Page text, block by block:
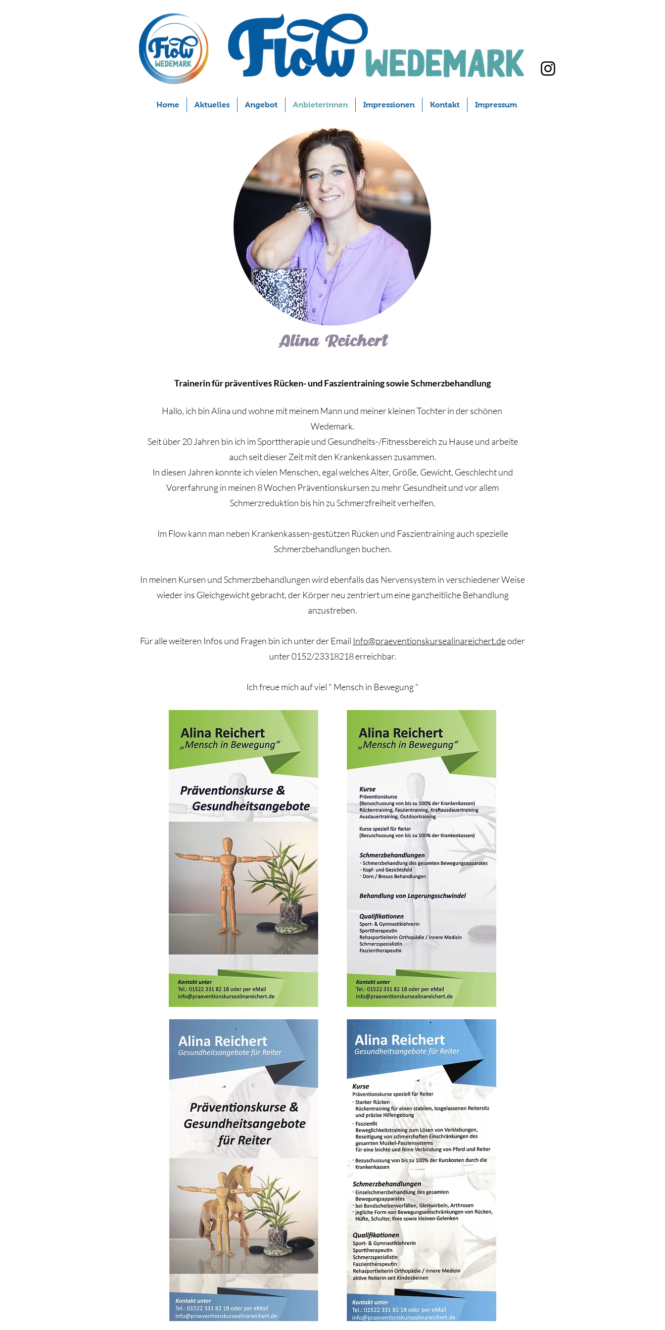
Home Aktuelles Angebot Anbieterinnen Impressionen Kontakt Impressum
Alina Reichert
Trainerin für präventives Rücken- und Faszientraining sowie Schmerzbehandlung
Hallo, ich bin Alina und wohne mit meinem Mann und meiner kleinen Tochter in der schönen
Wedemark.
Seit über 20 Jahren bin ich im Sporttherapie und Gesundheits-/Fitnessbereich zu Hause und arbeite
auch seit dieser Zeit mit den Krankenkassen zusammen.
In diesen Jahren konnte ich vielen Menschen, egal welches Alter, Größe, Gewicht, Geschlecht und
Vorerfahrung in meinen 8 Wochen Präventionskursen zu mehr Gesundheit und vor allem
Schmerzreduktion bis hin zu Schmerzfreiheit verhelfen.
Im Flow kann man neben Krankenkassen-gestützen Rücken und Faszientraining auch spezielle
Schmerzbehandlungen buchen.
In meinen Kursen und Schmerzbehandlungen wird ebenfalls das Nervensystem in verschiedener Weise
wieder ins Gleichgewicht gebracht, der Körper neu zentriert um eine ganzheitliche Behandlung
anzustreben.
Für alle weiteren Infos und Fragen bin ich unter der Email Info@praeventionskursealinareichert.deoder
unter 0152/23318218 erreichbar.
Ich freue mich auf viel " Mensch in Bewegung "